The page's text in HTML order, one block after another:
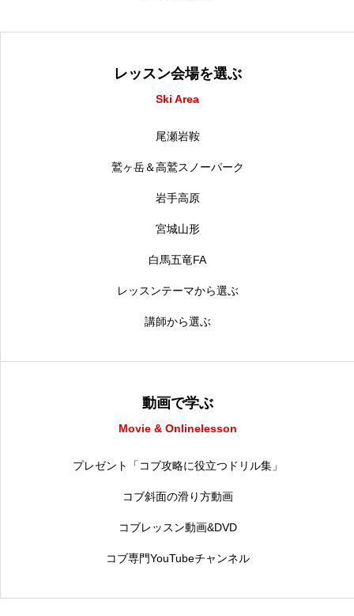
レッスン会場を選ぶ
Ski Area
尾瀬岩鞍
鷲ヶ岳＆高鷲スノーパーク
岩手高原
宮城山形
白馬五竜FA
レッスンテーマから選ぶ
講師から選ぶ
動画で学ぶ
Movie & Onlinelesson
プレゼント「コブ攻略に役立つドリル集」
コブ斜面の滑り方動画
コブレッスン動画&DVD
コブ専門YouTubeチャンネル